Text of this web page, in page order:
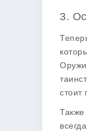
3.
стоит
Также